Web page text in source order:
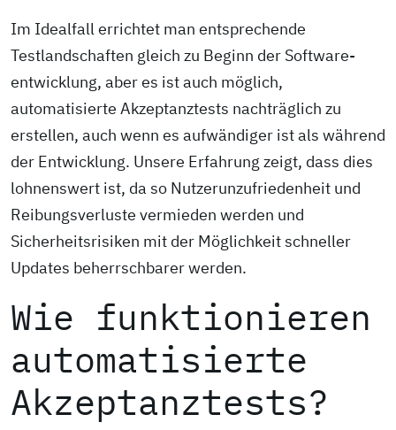
Im Idealfall errichtet man entsprechende
Testlandschaften gleich zu Beginn der Software­
entwicklung, aber es ist auch möglich,
automatisierte Akzeptanz­tests nachträglich zu
erstellen, auch wenn es aufwändiger ist als während
der Entwicklung. Unsere Erfahrung zeigt, dass dies
lohnenswert ist, da so Nutzer­unzufriedenheit und
Reibungsverluste vermieden werden und
Sicherheitsrisiken mit der Möglichkeit schneller
Updates beherrschbarer werden.
Wie funktionieren
automatisierte
Akzeptanztests?